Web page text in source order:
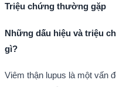
Triệu chứng thường gặp
Những dấu hiệu và triệu
gì?
Viêm thận lupus là một vấn